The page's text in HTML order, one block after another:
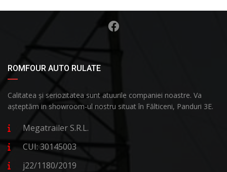
ROMFOUR AUTO RULATE
Calitatea și seriozitatea sunt atuurile companiei noastre. Va
așteptăm in showroom-ul nostru situat în Fălticeni, Panduri 3E.
Megatrailer S.R.L.
CUI: 30145003
j22/1180/2019